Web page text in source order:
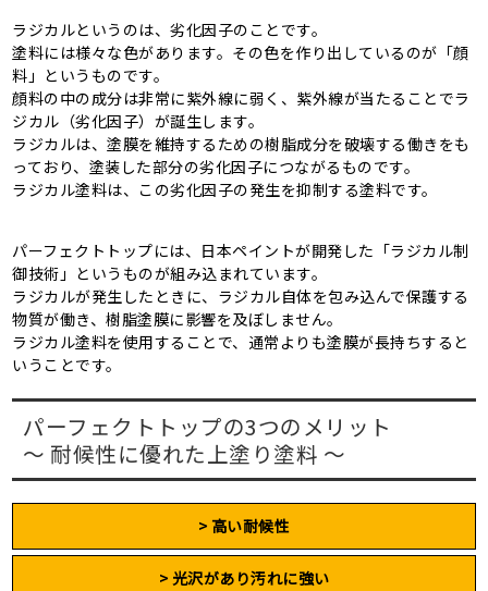
ラジカルというのは、劣化因子のことです。
塗料には様々な色があります。その色を作り出しているのが「顔
料」というものです。
顔料の中の成分は非常に紫外線に弱く、紫外線が当たることでラ
ジカル（劣化因子）が誕生します。
ラジカルは、塗膜を維持するための樹脂成分を破壊する働きをも
っており、塗装した部分の劣化因子につながるものです。
ラジカル塗料は、この劣化因子の発生を抑制する塗料です。
パーフェクトトップには、日本ペイントが開発した「ラジカル制
御技術」というものが組み込まれています。
ラジカルが発生したときに、ラジカル自体を包み込んで保護する
物質が働き、樹脂塗膜に影響を及ぼしません。
ラジカル塗料を使用することで、通常よりも塗膜が長持ちすると
いうことです。
パーフェクトトップの3つのメリット
～ 耐候性に優れた上塗り塗料 ～
> 高い耐候性
> 光沢があり汚れに強い